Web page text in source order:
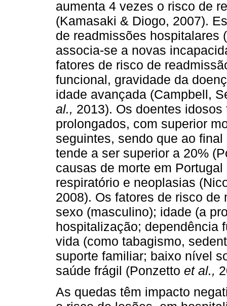
aumenta 4 vezes o risco de
(Kamasaki & Diogo, 2007).
de readmissões hospitalares
associa-se a novas
fatores de risco de
funcional, gravidade da
idade avançada (Campbell,
al., 2013). Os doentes
prolongados, com superior
seguintes, sendo que ao
tende a ser superior a 20%
causas de morte em
respiratório e neoplasias
2008). Os fatores de risco
sexo (masculino); idade (a
hospitalização; dependência
vida (como tabagismo,
suporte familiar; baixo nível
saúde frágil (Ponzetto et al.,
As quedas têm impacto